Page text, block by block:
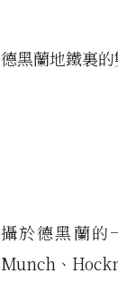
德黑蘭地鐵裏的
攝於德黑蘭的
Munch、